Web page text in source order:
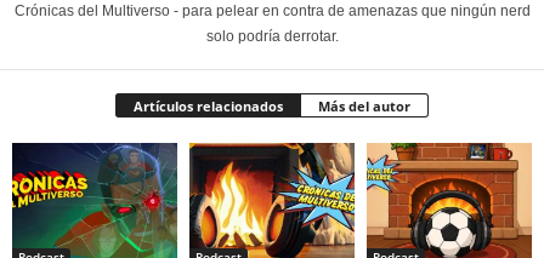
Crónicas del Multiverso - para pelear en contra de amenazas que ningún nerd
solo podría derrotar.
Artículos relacionados Más del autor